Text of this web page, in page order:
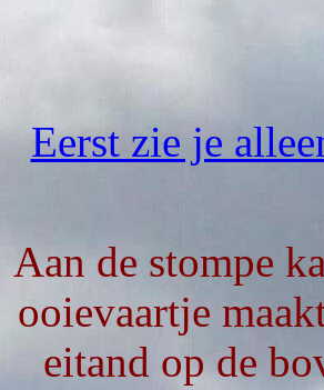
Eerst zie je
Aan de stompe
ooievaartje
eitand op de